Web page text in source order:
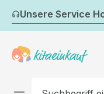
Zum Hauptinhalt
Unsere Service